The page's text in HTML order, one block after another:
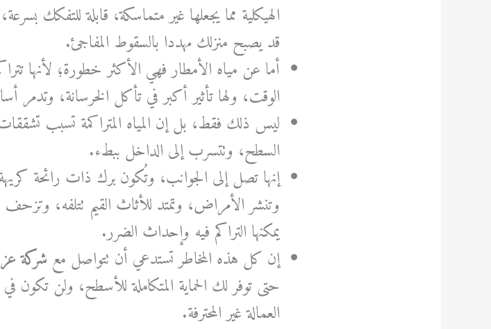
الهيكلية مما يجعلها غير متماسكة، قابلة للتفكك
قد يصبح منزلك مهددا بالسقوط المفاجئ.
أما عن مياه الأمطار فهي الأكثر خطورة؛ لأنها
الوقت، ولها تأثير أكبر في تأكل الخرسانة، وتدمر
ليس ذلك فقط، بل إن المياه المتراكمة تسبب
السطح، وتتسرب إلى الداخل ببطء.
إنها تصل إلى الجوانب، وتُكون برك ذات رائحة
وتنشر الأمراض، وتمتد للأثاث القيم تتلفه،
يمكنها التراكم فيه وإحداث الضرر.
إن كل هذه المخاطر تستدعي أن تتواصل مع شركة
حتى توفر لك الحماية المتكاملة للأسطح، ولن تكون
العمالة غير المحترفة.